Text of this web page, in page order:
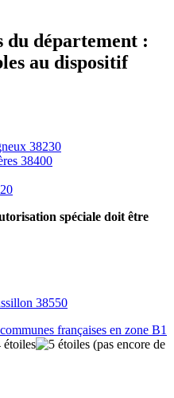
du département :
au dispositif
38230
38400
spéciale doit être
38550
françaises en zone B1
(pas encore de